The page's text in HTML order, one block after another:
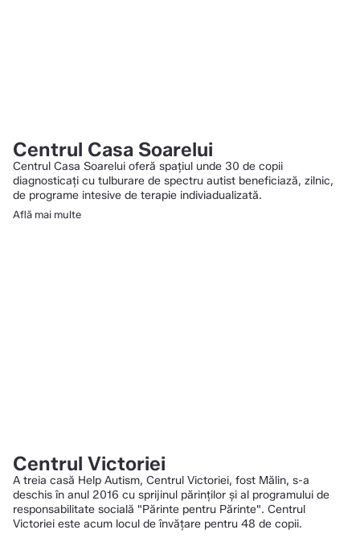
Centrul Casa Soarelui
Centrul Casa Soarelui oferă spaţiul unde 30 de copii
diagnosticaţi cu tulburare de spectru autist beneficiază, zilnic,
de programe intesive de terapie indiviadualizată.
Află mai multe
Centrul Victoriei
A treia casă Help Autism, Centrul Victoriei, fost Mălin, s-a
deschis în anul 2016 cu sprijinul părinților și al programului de
responsabilitate socială "Părinte pentru Părinte". Centrul
Victoriei este acum locul de învățare pentru 48 de copii.